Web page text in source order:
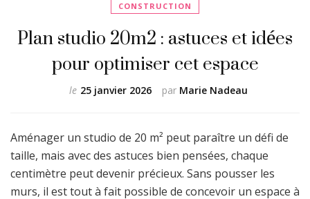
CONSTRUCTION
Plan studio 20m2 : astuces et idées
pour optimiser cet espace
par Marie Nadeau
le 25 janvier 2026
Aménager un studio de 20 m² peut paraître un défi de
taille, mais avec des astuces bien pensées, chaque
centimètre peut devenir précieux. Sans pousser les
murs, il est tout à fait possible de concevoir un espace à